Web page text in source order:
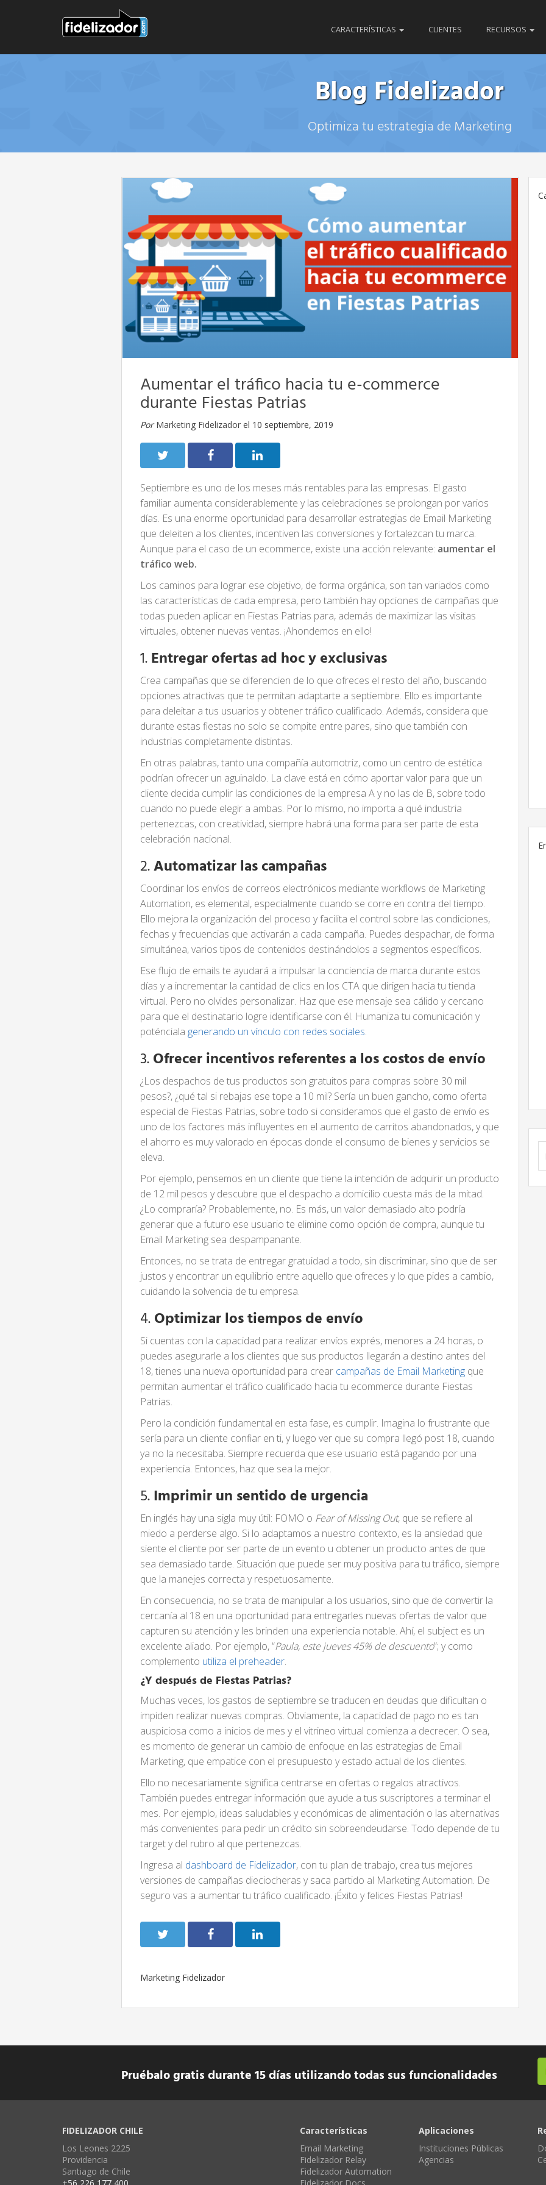
CARACTERÍSTICAS CLIENTES RECURSOS
Blog Fidelizador
Optimiza tu estrategia de Marketing
Aumentar el tráfico hacia tu e-commerce
durante Fiestas Patrias
Por Marketing Fidelizador el 10 septiembre, 2019
Septiembre es uno de los meses más rentables para las empresas. El gasto
familiar aumenta considerablemente y las celebraciones se prolongan por varios
días. Es una enorme oportunidad para desarrollar estrategias de Email Marketing
que deleiten a los clientes, incentiven las conversiones y fortalezcan tu marca.
Aunque para el caso de un ecommerce, existe una acción relevante: aumentar el
tráfico web.
Los caminos para lograr ese objetivo, de forma orgánica, son tan variados como
las características de cada empresa, pero también hay opciones de campañas que
todas pueden aplicar en Fiestas Patrias para, además de maximizar las visitas
virtuales, obtener nuevas ventas. ¡Ahondemos en ello!
1.Entregar ofertas ad hoc y exclusivas
Crea campañas que se diferencien de lo que ofreces el resto del año, buscando
opciones atractivas que te permitan adaptarte a septiembre. Ello es importante
para deleitar a tus usuarios y obtener tráfico cualificado. Además, considera que
durante estas fiestas no solo se compite entre pares, sino que también con
industrias completamente distintas.
En otras palabras, tanto una compañía automotriz, como un centro de estética
podrían ofrecer un aguinaldo. La clave está en cómo aportar valor para que un
cliente decida cumplir las condiciones de la empresa A y no las de B, sobre todo
cuando no puede elegir a ambas. Por lo mismo, no importa a qué industria
pertenezcas, con creatividad, siempre habrá una forma para ser parte de esta
celebración nacional.
2.Automatizar las campañas
Coordinar los envíos de correos electrónicos mediante workflows de Marketing
Automation, es elemental, especialmente cuando se corre en contra del tiempo.
Ello mejora la organización del proceso y facilita el control sobre las condiciones,
fechas y frecuencias que activarán a cada campaña. Puedes despachar, de forma
simultánea, varios tipos de contenidos destinándolos a segmentos específicos.
Ese flujo de emails te ayudará a impulsar la conciencia de marca durante estos
días y a incrementar la cantidad de clics en los CTA que dirigen hacia tu tienda
virtual. Pero no olvides personalizar. Haz que ese mensaje sea cálido y cercano
para que el destinatario logre identificarse con él. Humaniza tu comunicación y
poténciala generando un vínculo con redes sociales.
3.Ofrecer incentivos referentes a los costos de envío
¿Los despachos de tus productos son gratuitos para compras sobre 30 mil
pesos?, ¿qué tal si rebajas ese tope a 10 mil? Sería un buen gancho, como oferta
especial de Fiestas Patrias, sobre todo si consideramos que el gasto de envío es
uno de los factores más influyentes en el aumento de carritos abandonados, y que
el ahorro es muy valorado en épocas donde el consumo de bienes y servicios se
eleva.
Por ejemplo, pensemos en un cliente que tiene la intención de adquirir un producto
de 12 mil pesos y descubre que el despacho a domicilio cuesta más de la mitad.
¿Lo compraría? Probablemente, no. Es más, un valor demasiado alto podría
generar que a futuro ese usuario te elimine como opción de compra, aunque tu
Email Marketing sea despampanante.
Entonces, no se trata de entregar gratuidad a todo, sin discriminar, sino que de ser
justos y encontrar un equilibrio entre aquello que ofreces y lo que pides a cambio,
cuidando la solvencia de tu empresa.
4.Optimizar los tiempos de envío
Si cuentas con la capacidad para realizar envíos exprés, menores a 24 horas, o
puedes asegurarle a los clientes que sus productos llegarán a destino antes del
18, tienes una nueva oportunidad para crear campañas de Email Marketing que
permitan aumentar el tráfico cualificado hacia tu ecommerce durante Fiestas
Patrias.
Pero la condición fundamental en esta fase, es cumplir. Imagina lo frustrante que
sería para un cliente confiar en ti, y luego ver que su compra llegó post 18, cuando
ya no la necesitaba. Siempre recuerda que ese usuario está pagando por una
experiencia. Entonces, haz que sea la mejor.
5.Imprimir un sentido de urgencia
En inglés hay una sigla muy útil: FOMO o Fear of Missing Out, que se refiere al
miedo a perderse algo. Si lo adaptamos a nuestro contexto, es la ansiedad que
siente el cliente por ser parte de un evento u obtener un producto antes de que
sea demasiado tarde. Situación que puede ser muy positiva para tu tráfico, siempre
que la manejes correcta y respetuosamente.
En consecuencia, no se trata de manipular a los usuarios, sino que de convertir la
cercanía al 18 en una oportunidad para entregarles nuevas ofertas de valor que
capturen su atención y les brinden una experiencia notable. Ahí, el subject es un
excelente aliado. Por ejemplo, “Paula, este jueves 45% de descuento”; y como
complemento utiliza el preheader.
¿Y después de Fiestas Patrias?
Muchas veces, los gastos de septiembre se traducen en deudas que dificultan o
impiden realizar nuevas compras. Obviamente, la capacidad de pago no es tan
auspiciosa como a inicios de mes y el vitrineo virtual comienza a decrecer. O sea,
es momento de generar un cambio de enfoque en las estrategias de Email
Marketing, que empatice con el presupuesto y estado actual de los clientes.
Ello no necesariamente significa centrarse en ofertas o regalos atractivos.
También puedes entregar información que ayude a tus suscriptores a terminar el
mes. Por ejemplo, ideas saludables y económicas de alimentación o las alternativas
más convenientes para pedir un crédito sin sobreendeudarse. Todo depende de tu
target y del rubro al que pertenezcas.
Ingresa al dashboard de Fidelizador, con tu plan de trabajo, crea tus mejores
versiones de campañas dieciocheras y saca partido al Marketing Automation. De
seguro vas a aumentar tu tráfico cualificado. ¡Éxito y felices Fiestas Patrias!
Marketing Fidelizador
Pruébalo gratis durante 15 días utilizando todas sus funcionalidades
FIDELIZADOR CHILE
Los Leones 2225
Providencia
Santiago de Chile
Características
Email Marketing
Fidelizador Relay
Fidelizador Automation
Aplicaciones
Instituciones Públicas
Agencias